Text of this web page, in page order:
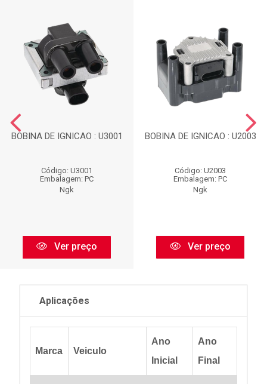
BOBINA DE IGNICAO : U3001
Código: U3001
Embalagem: PC
Ngk
Ver preço
BOBINA DE IGNICAO : U2003
Código: U2003
Embalagem: PC
Ngk
Ver preço
Aplicações
Marca Veiculo
Ano
Inicial
Ano
Final